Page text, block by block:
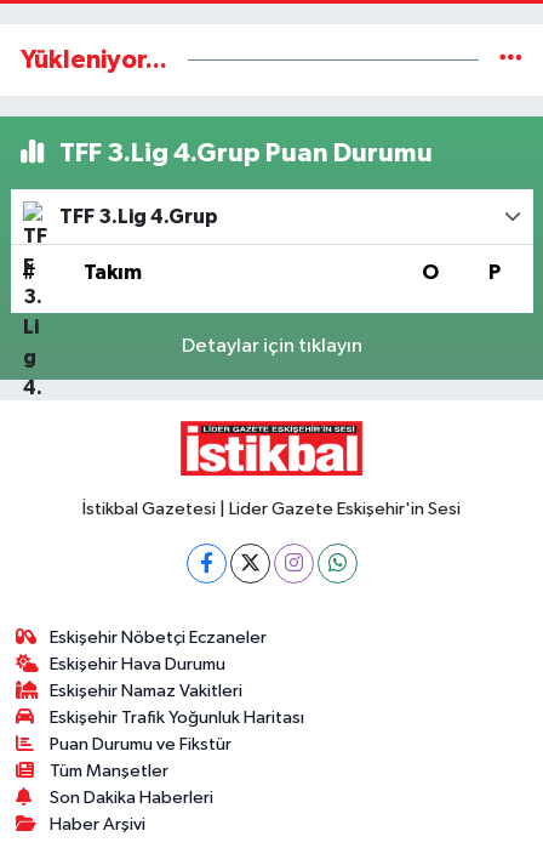
Yükleniyor...
TFF 3.Lig 4.Grup Puan Durumu
TFF 3.Lig 4.Grup
# Takım O P
Detaylar için tıklayın
İstikbal Gazetesi | Lider Gazete Eskişehir'in Sesi
Eskişehir Nöbetçi Eczaneler
Eskişehir Hava Durumu
Eskişehir Namaz Vakitleri
Eskişehir Trafik Yoğunluk Haritası
Puan Durumu ve Fikstür
Tüm Manşetler
Son Dakika Haberleri
Haber Arşivi